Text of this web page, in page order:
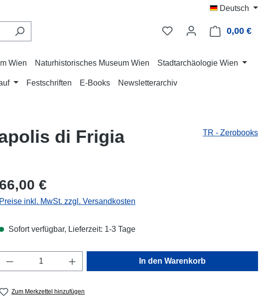
Deutsch
0,00 €
Wien Naturhistorisches Museum Wien Stadtarchäologie Wien
Festschriften E-Books Newsletterarchiv
di Frigia TR - Zerobooks
Regulärer Preis:
66,00 €
Preise inkl. MwSt. zzgl. Versandkosten
Sofort verfügbar, Lieferzeit: 1-3 Tage
Produkt Anzahl: Gib den gewünschten Wert ein
In den Warenkorb
Zum Merkzettel hinzufügen